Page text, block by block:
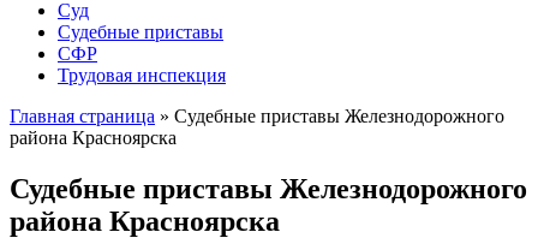
Суд
Судебные приставы
СФР
Трудовая инспекция
Главная страница » Судебные приставы Железнодорожного
района Красноярска
Судебные приставы Железнодорожного
района Красноярска